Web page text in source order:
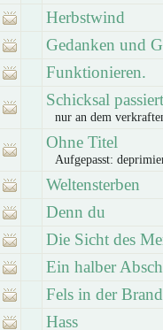
Herbstwind
Gedanken und
Funktionieren.
Schicksal
nur an dem
Ohne Titel
Aufgepasst:
Weltensterben
Denn du
Die Sicht des
Ein halber
Fels in der
Hass